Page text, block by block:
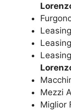
Mezzi
Miglior